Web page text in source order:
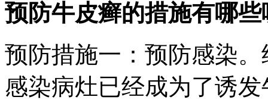
预防牛皮癣的措施有哪些
预防措施一：预防感染
感染病灶已经成为了诱